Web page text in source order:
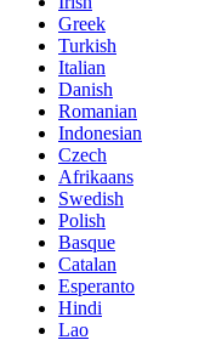
Greek
Turkish
Italian
Danish
Romanian
Indonesian
Czech
Afrikaans
Swedish
Polish
Basque
Catalan
Esperanto
Hindi
Lao